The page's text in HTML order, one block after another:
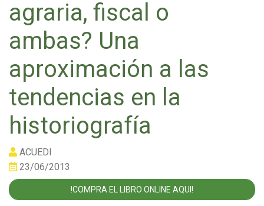
agraria, fiscal o
ambas? Una
aproximación a las
tendencias en la
historiografía
ACUEDI
23/06/2013
!COMPRA EL LIBRO ONLINE AQUI!